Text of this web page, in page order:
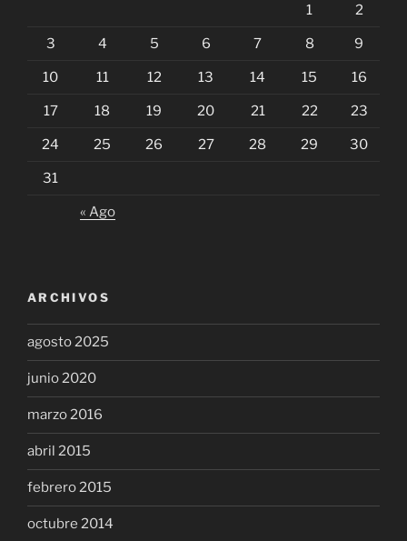
1 2
3 4 5 6 7 8 9
10 11 12 13 14 15 16
17 18 19 20 21 22 23
24 25 26 27 28 29 30
31
« Ago
ARCHIVOS
agosto 2025
junio 2020
marzo 2016
abril 2015
febrero 2015
octubre 2014